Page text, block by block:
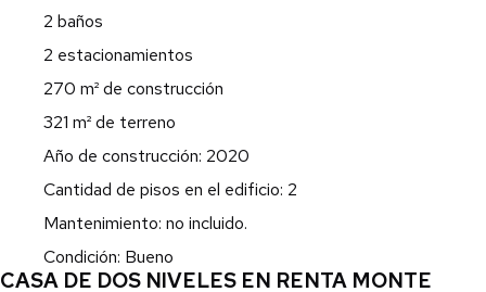
2 baños
2 estacionamientos
270 m² de construcción
321 m² de terreno
Año de construcción: 2020
Cantidad de pisos en el edificio: 2
Mantenimiento: no incluido.
Condición: Bueno
CASA DE DOS NIVELES EN RENTA MONTE